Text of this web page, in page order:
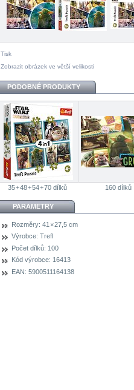
Tisk
Zobrazit obrázek ve větší velikosti
PODOBNÉ PRODUKTY
35 + 48 + 54 + 70 dílků 160 dílků
PARAMETRY
Rozměry: 41 × 27,5 cm
Výrobce: Trefl
Počet dílků: 100
Kód výrobce: 16413
EAN: 5900511164138